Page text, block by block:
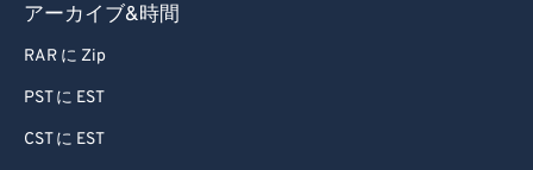
アーカイブ&時間
RAR に Zip
PST に EST
CST に EST